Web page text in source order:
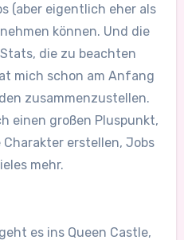
(aber eigentlich eher als
können. Und die
die zu beachten
mich schon am Anfang
zusammenzustellen.
einen großen Pluspunkt,
erstellen, Jobs
mehr.
es ins Queen Castle,